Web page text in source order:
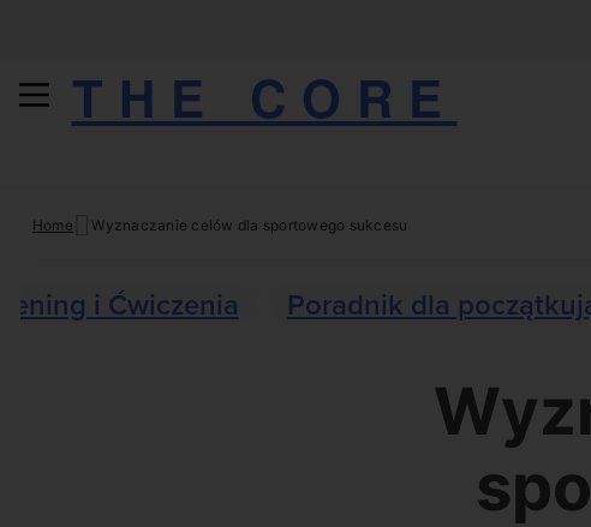
THE CORE
Home Wyznaczanie celów dla sportowego sukcesu
i Ćwiczenia Poradnik dla